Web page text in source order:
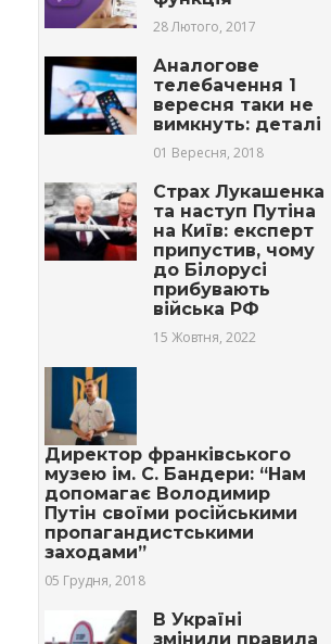
28 Лютого, 2017
Аналогове
телебачення 1
вересня таки не
вимкнуть: деталі
01 Вересня, 2018
Страх Лукашенка
та наступ Путіна
на Київ: експерт
припустив, чому
до Білорусі
прибувають
війська РФ
15 Жовтня, 2022
Директор франківського
музею ім. С. Бандери: “Нам
допомагає Володимир
Путін своїми російськими
пропагандистськими
заходами”
05 Грудня, 2018
В Україні
змінили правила